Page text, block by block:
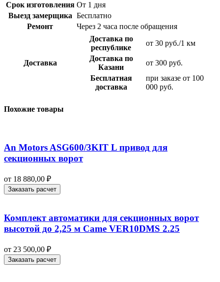
Срок изготовления От 1 дня
Выезд замерщика Бесплатно
Ремонт
Через 2 часа после обращения
Доставка
Доставка по
республике
от 30 руб./1 км
Доставка по
Казани
от 300 руб.
Бесплатная
доставка
при заказе от 100
000 руб.
Похожие товары
An Motors ASG600/3KIT L привод для
секционных ворот
от 18 880,00 ₽
Заказать расчет
Комплект автоматики для секционных ворот
высотой до 2,25 м Came VER10DMS 2.25
от 23 500,00 ₽
Заказать расчет